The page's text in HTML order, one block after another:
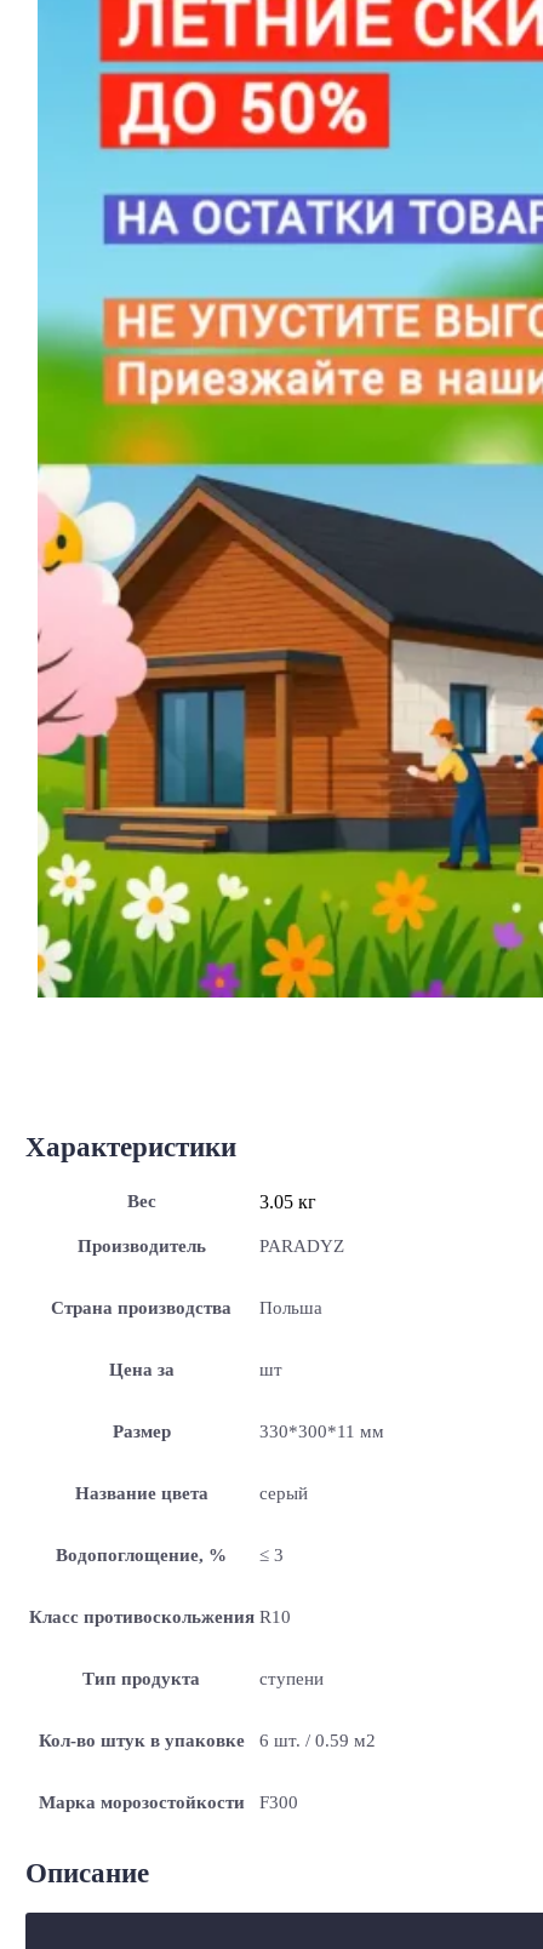
Характеристики
Вес 3.05 кг
Производитель PARADYZ
Страна производства Польша
Цена за шт
Размер 330*300*11 мм
Название цвета серый
Водопоглощение, % ≤ 3
Класс противоскольжения R10
Тип продукта ступени
Кол-во штук в упаковке 6 шт. / 0.59 м2
Марка морозостойкости F300
Описание